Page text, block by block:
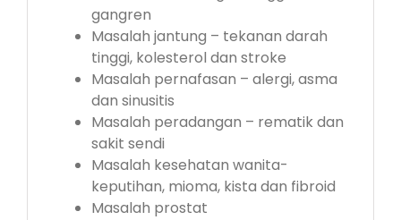
gangren
Masalah jantung – tekanan darah
tinggi, kolesterol dan stroke
Masalah pernafasan – alergi, asma
dan sinusitis
Masalah peradangan – rematik dan
sakit sendi
Masalah kesehatan wanita-
keputihan, mioma, kista dan fibroid
Masalah prostat